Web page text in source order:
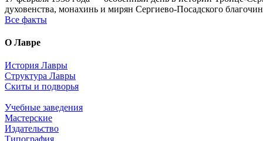
духовенства, монахинь и мирян Сергиево-Посадского
Все факты
О Лавре
История Лавры
Структура Лавры
Скиты и подворья
Учебные заведения
Мастерские
Издательство